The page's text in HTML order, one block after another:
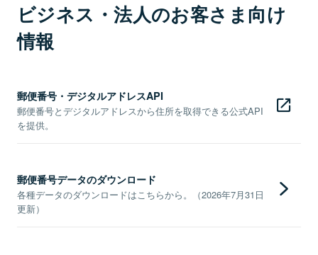
ビジネス・法人のお客さま向け
情報
郵便番号・デジタルアドレスAPI
郵便番号とデジタルアドレスから住所を取得できる公式API
を提供。
郵便番号データのダウンロード
各種データのダウンロードはこちらから。（2026年7月31日
更新）